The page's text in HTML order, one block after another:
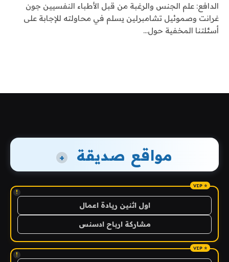
الدافع: علم الجنس والرغبة من قبل الأطباء النفسيين جون
غرانت وصموئيل تشامبرلين يسلم في محاولته للإجابة على
أسئلتنا المخفية حول…
مواقع صديقة +
!
اول اثنين ريادة اعمال
مشاركة ارباح ادسنس
!